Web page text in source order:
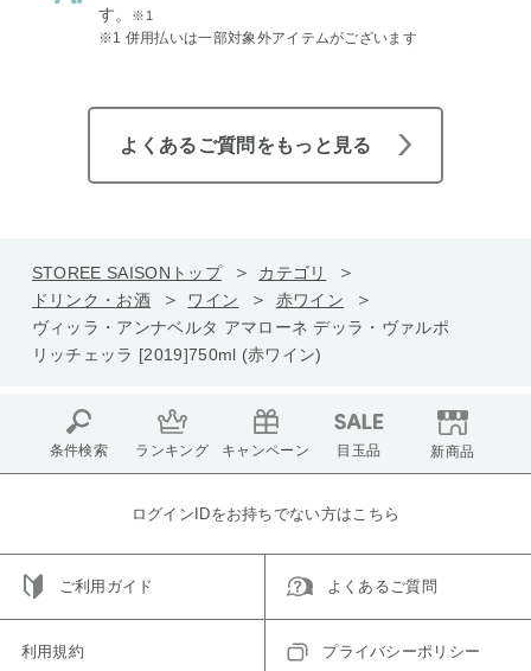
す。
※1
※1 併用払いは一部対象外アイテムがございます
よくあるご質問をもっと見る
STOREE SAISONトップ
カテゴリ
ドリンク・お酒
ワイン
赤ワイン
ヴィッラ・アンナベルタ アマローネ デッラ・ヴァルポ
リッチェッラ [2019]750ml (赤ワイン)
条件検索 ランキング キャンペーン 目玉品 新商品
ログインIDをお持ちでない方はこちら
ご利用ガイド よくあるご質問
利用規約 プライバシーポリシー